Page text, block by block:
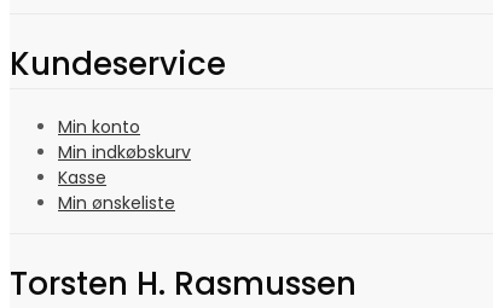
Kundeservice
Min konto
Min indkøbskurv
Kasse
Min ønskeliste
Torsten H. Rasmussen